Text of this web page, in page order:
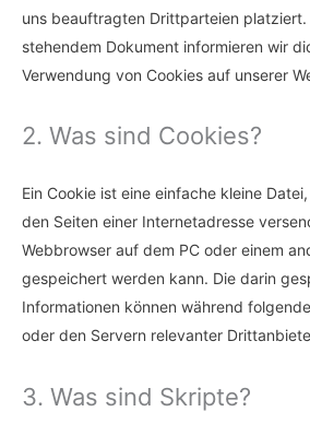
uns beauftragten Drittparteien platziert.
stehendem Dokument informieren wir
Verwendung von Cookies auf unserer
2. Was sind Cookies?
Ein Cookie ist eine einfache kleine
den Seiten einer Internetadresse
Webbrowser auf dem PC oder einem
gespeichert werden kann. Die darin
Informationen können während
oder den Servern relevanter
3. Was sind Skripte?